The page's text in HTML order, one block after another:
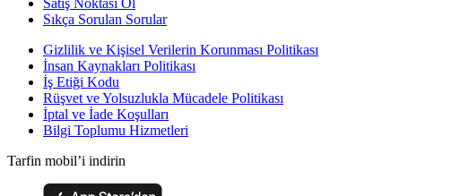
Satış Noktası Ol
Sıkça Sorulan Sorular
Gizlilik ve Kişisel Verilerin Korunması Politikası
İnsan Kaynakları Politikası
İş Etiği Kodu
Rüşvet ve Yolsuzlukla Mücadele Politikası
İptal ve İade Koşulları
Bilgi Toplumu Hizmetleri
Tarfin mobil’i indirin